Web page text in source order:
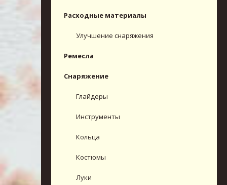
Расходные материалы
Улучшение снаряжения
Ремесла
Снаряжение
Глайдеры
Инструменты
Кольца
Костюмы
Луки